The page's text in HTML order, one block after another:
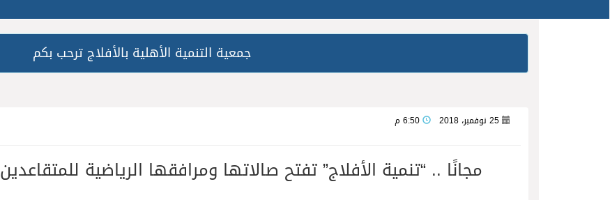
جمعية التنمية الأهلية بالأفلاج ترحب بكم
25 نوفمبر، 2018
مجانًا .. “تنمية الأفلاج” تفتح صالاتها ومرافقها الرياضية للمتقاعدين